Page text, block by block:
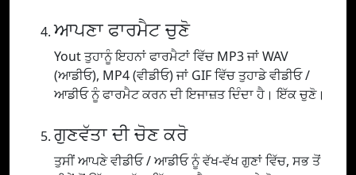
ਆਪਣਾ ਫਾਰਮੈਟ ਚੁਣੋ
Yout ਤੁਹਾਨੂੰ ਇਹਨਾਂ ਫਾਰਮੈਟਾਂ ਵਿੱਚ MP3 ਜਾਂ WAV
(ਆਡੀਓ), MP4 (ਵੀਡੀਓ) ਜਾਂ GIF ਵਿੱਚ ਤੁਹਾਡੇ ਵੀਡੀਓ /
ਆਡੀਓ ਨੂੰ ਫਾਰਮੈਟ ਕਰਨ ਦੀ ਇਜਾਜ਼ਤ ਦਿੰਦਾ ਹੈ। ਇੱਕ ਚੁਣੋ।
ਗੁਣਵੱਤਾ ਦੀ ਚੋਣ ਕਰੋ
ਤੁਸੀਂ ਆਪਣੇ ਵੀਡੀਓ / ਆਡੀਓ ਨੂੰ ਵੱਖ-ਵੱਖ ਗੁਣਾਂ ਵਿੱਚ, ਸਭ ਤੋਂ